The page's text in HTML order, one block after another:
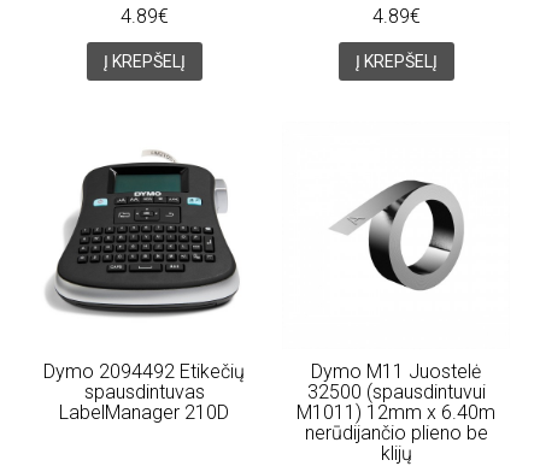
4.89€
Į KREPŠELĮ
4.89€
Į KREPŠELĮ
Dymo 2094492 Etikečių
spausdintuvas
LabelManager 210D
Dymo M11 Juostelė
32500 (spausdintuvui
M1011) 12mm x 6.40m
nerūdijančio plieno be
klijų